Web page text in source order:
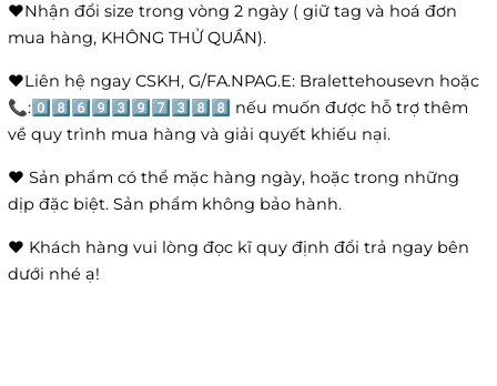
❤️Nhận đổi size trong vòng 2 ngày ( giữ tag và hoá đơn
mua hàng, KHÔNG THỬ QUẦN).
❤️Liên hệ ngay CSKH, G/FA.NPAG.E: Bralettehousevn hoặc
📞:0️⃣8️⃣6️⃣9️⃣3️⃣9️⃣7️⃣3️⃣8️⃣8️⃣ nếu muốn được hỗ trợ thêm
về quy trình mua hàng và giải quyết khiếu nại.
❤️ Sản phẩm có thể mặc hàng ngày, hoặc trong những
dịp đặc biệt. Sản phẩm không bảo hành.
❤️ Khách hàng vui lòng đọc kĩ quy định đổi trả ngay bên
dưới nhé ạ!